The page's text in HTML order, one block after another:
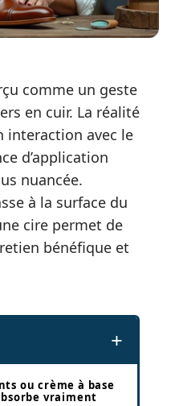
comme un geste
en cuir. La réalité
interaction avec le
d’application
nuancée.
à la surface du
cire permet de
bénéfique et
ou crème à base
vraiment